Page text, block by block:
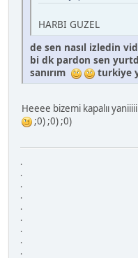
HARBI GUZEL
de sen nasıl izledin
bi dk pardon sen
sanırım
turkiye
Heeee bizemi kapalıı yaniiiii
;0) ;0) ;0)
.
.
.
.
.
.
.
.
.